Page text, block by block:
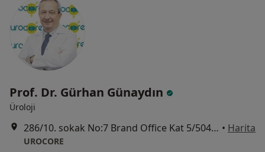
Prof. Dr. Gürhan Günaydın
Üroloji
286/10. sokak No:7 Brand Office Kat 5/504 Bayraklı, İzmir, İzmir • Harita
UROCORE